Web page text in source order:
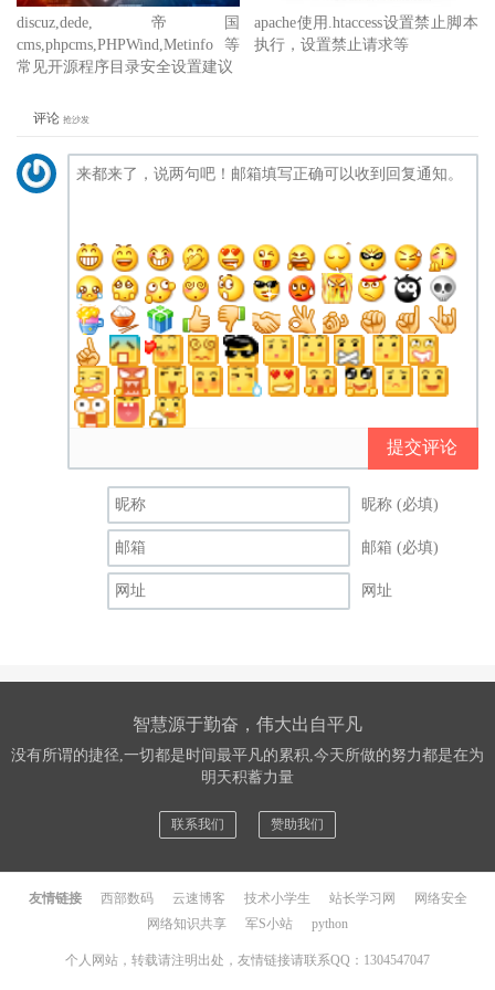
discuz,dede,帝国
cms,phpcms,PHPWind,Metinfo等
常见开源程序目录安全设置建议
apache使用.htaccess设置禁止脚本
执行，设置禁止请求等
评论 抢沙发
提交评论
昵称 (必填)
邮箱 (必填)
网址
智慧源于勤奋，伟大出自平凡
没有所谓的捷径,一切都是时间最平凡的累积,今天所做的努力都是在为
明天积蓄力量
联系我们 赞助我们
友情链接 西部数码 云速博客 技术小学生 站长学习网
网络安全
网络知识共享
军S小站 python
个人网站，转载请注明出处，友情链接请联系QQ：1304547047